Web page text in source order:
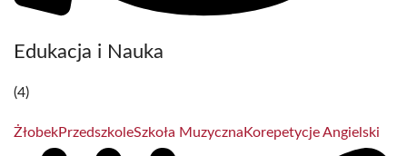
Edukacja i Nauka
(4)
ŻłobekPrzedszkoleSzkoła Muzyczna Korepetycje Angielski